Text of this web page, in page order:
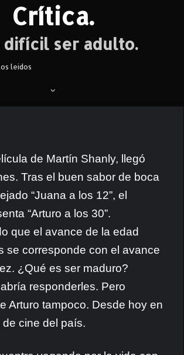
Crítica.
difícil ser adulto.
leídos
de Martín Shanly, llegó
Tras el buen sabor de boca
“Juana a los 12”, el
“Arturo a los 30”.
que el avance de la edad
se corresponde con el avance
¿Qué es ser maduro?
responderles. Pero
Arturo tampoco. Desde hoy en
de cine del país.